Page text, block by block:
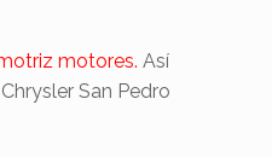
motores. Así
San Pedro